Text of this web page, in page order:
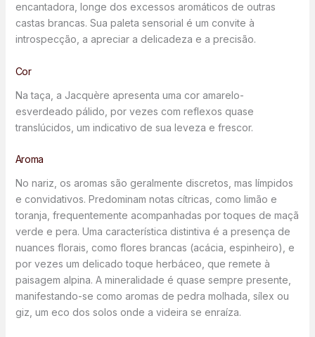
encantadora, longe dos excessos aromáticos de outras
castas brancas. Sua paleta sensorial é um convite à
introspecção, a apreciar a delicadeza e a precisão.
Cor
Na taça, a Jacquère apresenta uma cor amarelo-
esverdeado pálido, por vezes com reflexos quase
translúcidos, um indicativo de sua leveza e frescor.
Aroma
No nariz, os aromas são geralmente discretos, mas límpidos
e convidativos. Predominam notas cítricas, como limão e
toranja, frequentemente acompanhadas por toques de maçã
verde e pera. Uma característica distintiva é a presença de
nuances florais, como flores brancas (acácia, espinheiro), e
por vezes um delicado toque herbáceo, que remete à
paisagem alpina. A mineralidade é quase sempre presente,
manifestando-se como aromas de pedra molhada, sílex ou
giz, um eco dos solos onde a videira se enraíza.